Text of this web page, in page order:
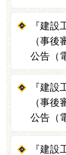
『建
（事
公告（
『建
（事
公告（
『建